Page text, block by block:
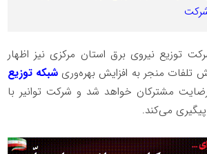
توزیع نیروی برق استان مرکزی نیز اظهار
تلفات منجر به افزایش بهره‌وریشبکه توزیع
مشترکان خواهد شد و شرکت توانیر با
می‌کند.